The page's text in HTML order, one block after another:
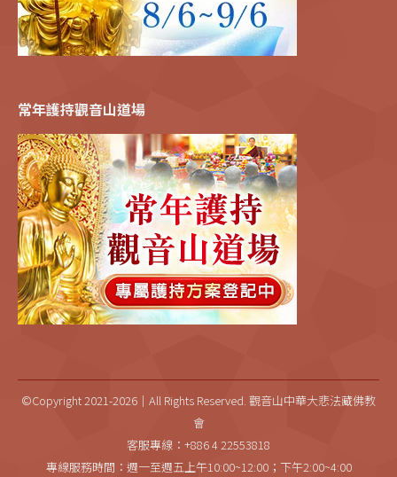
常年護持觀音山道場
©Copyright 2021-2026｜All Rights Reserved. 觀音山中華大悲法藏佛教
會
客服專線：+886 4 22553818
專線服務時間：週一至週五上午10:00~12:00；下午2:00~4:00